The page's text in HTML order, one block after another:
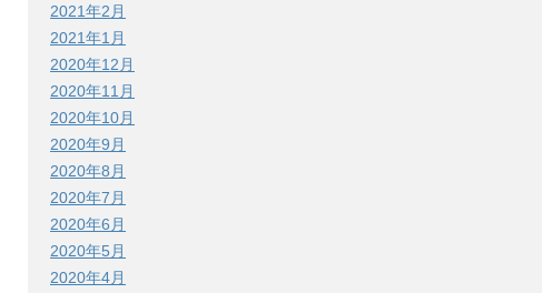
2021年2月
2021年1月
2020年12月
2020年11月
2020年10月
2020年9月
2020年8月
2020年7月
2020年6月
2020年5月
2020年4月